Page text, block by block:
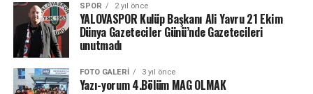
SPOR 2 yıl önce
YALOVASPOR Kulüp Başkanı Ali Yavru 21 Ekim
Dünya Gazeteciler Günü’nde Gazetecileri
unutmadı
FOTO GALERI 3 yıl önce
Yazı-yorum 4.Bölüm MAG OLMAK